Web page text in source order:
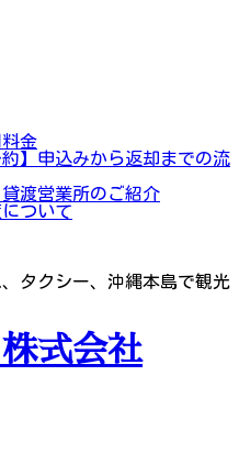
料金
約】申込みから返却までの流
渡営業所のご紹介
ついて
タクシー、沖縄本島で観光
式会社